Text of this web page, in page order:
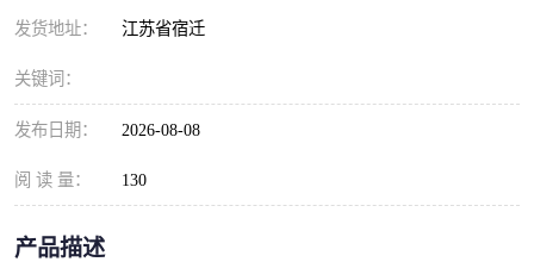
发货地址： 江苏省宿迁
关键词：
发布日期： 2026-08-08
阅 读 量： 130
产品描述